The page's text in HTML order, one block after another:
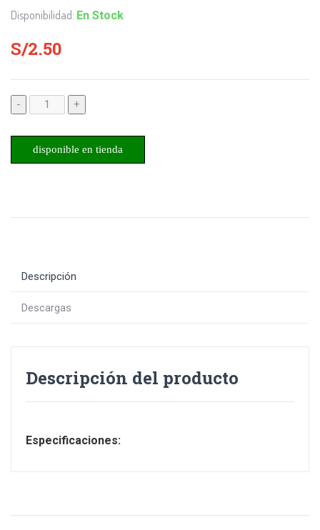
Disponibilidad: En Stock
S/2.50
- +
disponible en tienda
Descripción
Descargas
Descripción del producto
Especificaciones: